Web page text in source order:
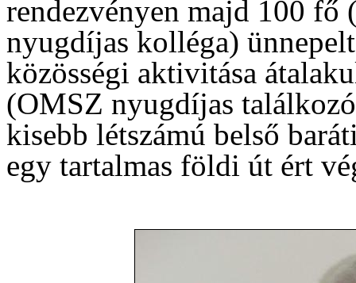
rendezvényen majd 100
nyugdíjas kolléga)
közösségi aktivitása
(OMSZ nyugdíjas
kisebb létszámú belső
egy tartalmas földi út ért